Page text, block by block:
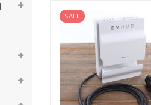
Zijn er modellen met
Ja. EVHUB biedt zowel
Voor welke auto’s zijn
Voor voertuigen met een
SALE